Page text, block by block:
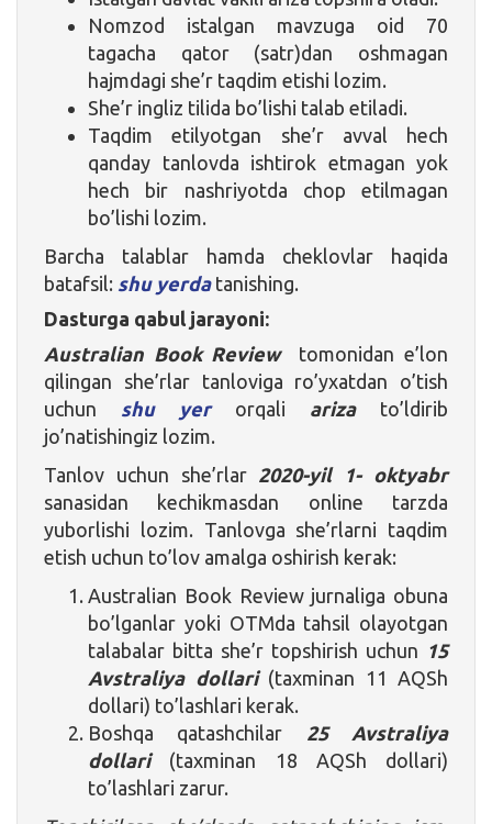
Nomzod istalgan mavzuga oid 70
tagacha qator (satr)dan oshmagan
hajmdagi she’r taqdim etishi lozim.
She’r ingliz tilida bo’lishi talab etiladi.
Taqdim etilyotgan she’r avval hech
qanday tanlovda ishtirok etmagan yok
hech bir nashriyotda chop etilmagan
bo’lishi lozim.
Barcha talablar hamda cheklovlar haqida
batafsil: shu yerdatanishing.
Dasturga qabul jarayoni:
Australian Book Review
tomonidan e’lon
qilingan she’rlar tanloviga ro’yxatdan o’tish
uchun shu yerorqali arizato’ldirib
jo’natishingiz lozim.
Tanlov uchun she’rlar 2020-yil 1- oktyabr
sanasidan kechikmasdan online tarzda
yuborlishi lozim. Tanlovga she’rlarni taqdim
etish uchun to’lov amalga oshirish kerak:
Australian Book Review jurnaliga obuna
bo’lganlar yoki OTMda tahsil olayotgan
talabalar bitta she’r topshirish uchun 15
Avstraliya dollari (taxminan 11 AQSh
dollari) to’lashlari kerak.
Boshqa qatashchilar
25 Avstraliya
dollari(taxminan 18 AQSh dollari)
to’lashlari zarur.